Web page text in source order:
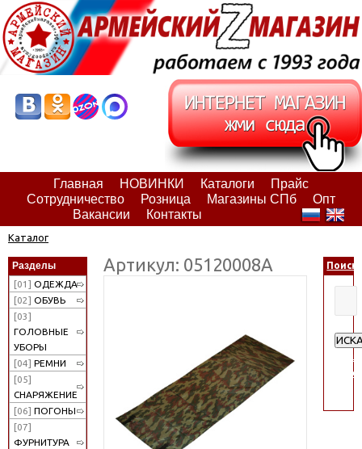
Главная НОВИНКИ Каталоги
Прайс
Сотрудничество
Розница Магазины СПб
Опт
Вакансии
Контакты
Каталог
Разделы
[01] ОДЕЖДА
[02] ОБУВЬ
[03]
ГОЛОВНЫЕ
УБОРЫ
[04] РЕМНИ
[05]
СНАРЯЖЕНИЕ
[06] ПОГОНЫ
[07]
ФУРНИТУРА
Артикул: 05120008А Поиск
поиск